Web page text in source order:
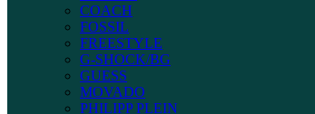
COACH
FOSSIL
FREESTYLE
G-SHOCK/BG
GUESS
MOVADO
PHILIPP PLEIN